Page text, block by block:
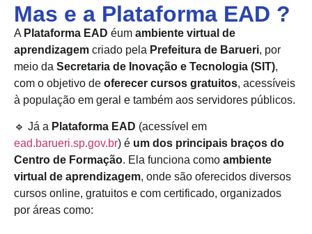
Mas e a Plataforma EAD ?
A Plataforma EAD éum ambiente virtual de
aprendizagem criado pela Prefeitura de Barueri, por
meio da Secretaria de Inovação e Tecnologia (SIT),
com o objetivo de oferecer cursos gratuitos, acessíveis
à população em geral e também aos servidores públicos.
🔹 Já a Plataforma EAD (acessível em
ead.barueri.sp.gov.br) é um dos principais braços do
Centro de Formação. Ela funciona como ambiente
virtual de aprendizagem, onde são oferecidos diversos
cursos online, gratuitos e com certificado, organizados
por áreas como: